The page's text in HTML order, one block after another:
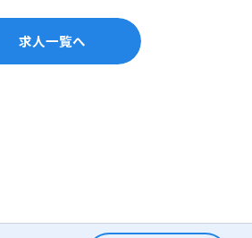
求人一覧へ